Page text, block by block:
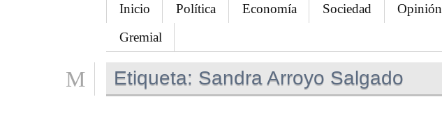
Inicio Política Economía Sociedad Opinión
Gremial
Etiqueta: Sandra Arroyo Salgado